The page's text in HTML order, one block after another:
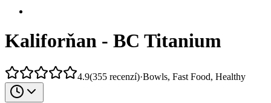
Kaliforňan - BC Titanium
4.9(355 recenzí)·Bowls, Fast Food, Healthy